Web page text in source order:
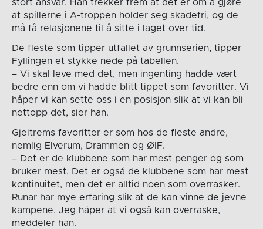
stort ansvar. Han trekker frem at det er om å gjøre
at spillerne i A-troppen holder seg skadefri, og de
må få relasjonene til å sitte i laget over tid.
De fleste som tipper utfallet av grunnserien, tipper
Fyllingen et stykke nede på tabellen.
– Vi skal leve med det, men ingenting hadde vært
bedre enn om vi hadde blitt tippet som favoritter. Vi
håper vi kan sette oss i en posisjon slik at vi kan bli
nettopp det, sier han.
Gjeitrems favoritter er som hos de fleste andre,
nemlig Elverum, Drammen og ØIF.
– Det er de klubbene som har mest penger og som
bruker mest. Det er også de klubbene som har mest
kontinuitet, men det er alltid noen som overrasker.
Runar har mye erfaring slik at de kan vinne de jevne
kampene. Jeg håper at vi også kan overraske,
meddeler han.